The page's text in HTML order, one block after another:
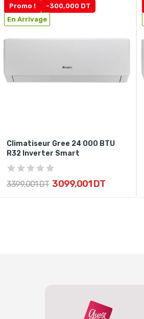
Promo !
-300,000 DT
En Arrivage
Climatiseur Gree 24 000 BTU
R32 Inverter Smart
3 399,001 DT 3 099,001 DT